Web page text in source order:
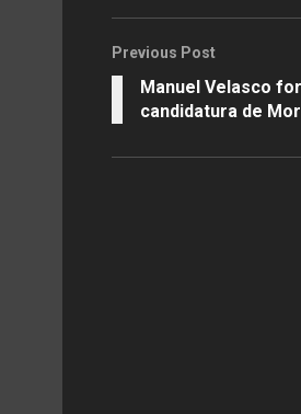
Previous Post
Manuel Velasco
candidatura de